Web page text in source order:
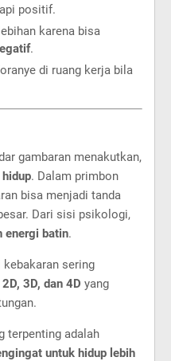
positif.
karena bisa
.
di ruang kerja bila
gambaran menakutkan,
. Dalam primbon
bisa menjadi tanda
Dari sisi psikologi,
energi batin.
kebakaran sering
3D, dan 4D yang
terpenting adalah
untuk hidup lebih